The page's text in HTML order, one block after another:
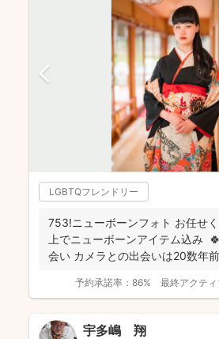
LGBTQフレンドリー
753!ニューボーンフォト お任せ
上でニューボーンアイテム込み
会い カメラとの出会いは20数年
予約承諾率： 86% 最終アクティ
宇多嶋 翔